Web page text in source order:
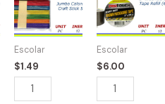
Escolar
$1.49
JUMBO
COLOR
CRAFT
quantity
Escolar
$6.00
TAPE
BROWN
50YD
(6)
quantity